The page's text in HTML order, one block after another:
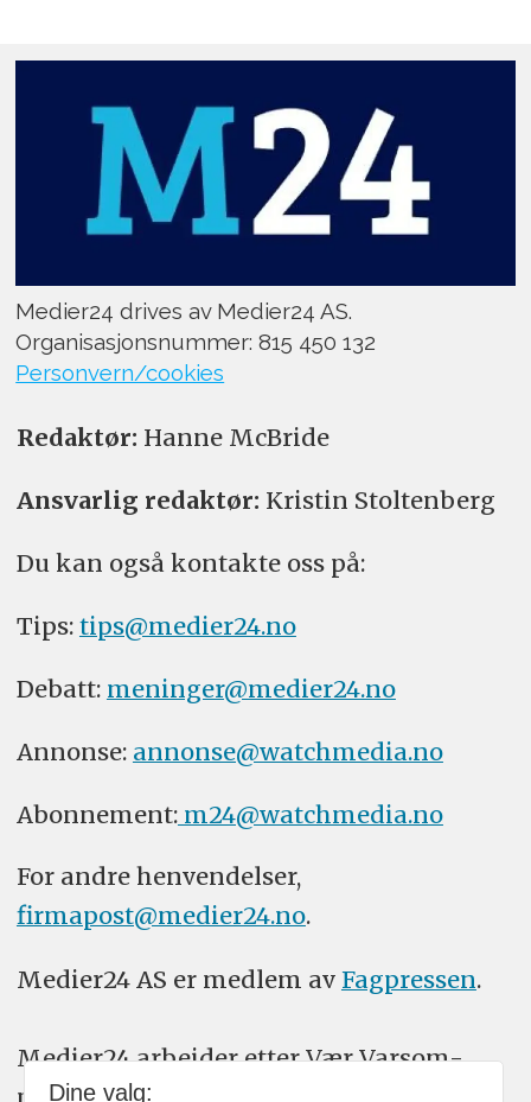
Medier24 drives av Medier24 AS.
Organisasjonsnummer: 815 450 132
Personvern/cookies
Redaktør: Hanne McBride
Ansvarlig redaktør: Kristin Stoltenberg
Du kan også kontakte oss på:
Tips: tips@medier24.no
Debatt: meninger@medier24.no
Annonse: annonse@watchmedia.no
Abonnement:m24@watchmedia.no
For andre henvendelser,
firmapost@medier24.no.
Medier24 AS er medlem av Fagpressen.
Medier24 arbeider etter Vær Varsom-
Dine valg: